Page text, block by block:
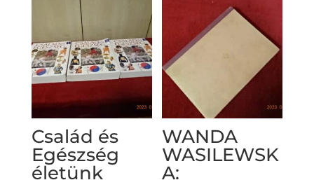
Család és
Egészség
életünk
WANDA
WASILEWSK
A: